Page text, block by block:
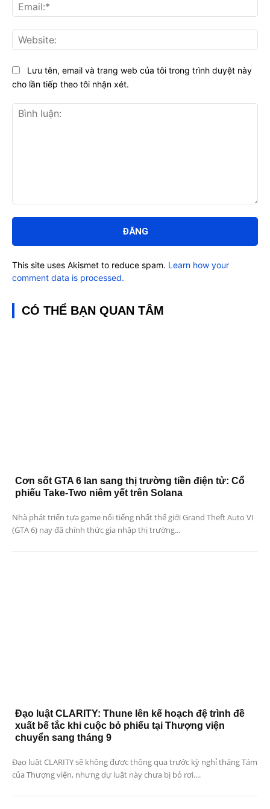
luận:
Lưu tên, email và trang web của tôi trong trình duyệt này
cho lần tiếp theo tôi nhận xét.
This site uses Akismet to reduce spam. Learn how your
comment data is processed.
CÓ THỂ BẠN QUAN TÂM
Cơn sốt GTA 6 lan sang thị trường tiền điện tử: Cổ
phiếu Take-Two niêm yết trên Solana
Nhà phát triển tựa game nổi tiếng nhất thế giới Grand Theft Auto VI
(GTA 6) nay đã chính thức gia nhập thị trường...
Đạo luật CLARITY: Thune lên kế hoạch đệ trình đề
xuất bế tắc khi cuộc bỏ phiếu tại Thượng viện
chuyển sang tháng 9
Đạo luật CLARITY sẽ không được thông qua trước kỳ nghỉ tháng Tám
của Thượng viện, nhưng dự luật này chưa bị bỏ rơi....